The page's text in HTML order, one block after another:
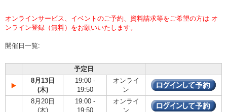
オンラインサービス、イベントのご予約、資料請求等をご希望の方は オ
ンライン登録（無料）をお願いいたします。
開催日一覧:
予定日
8月13日
(木)
19:00 -
19:50
オンライ
ン
8月20日
(木)
19:00 -
19:50
オンライ
ン